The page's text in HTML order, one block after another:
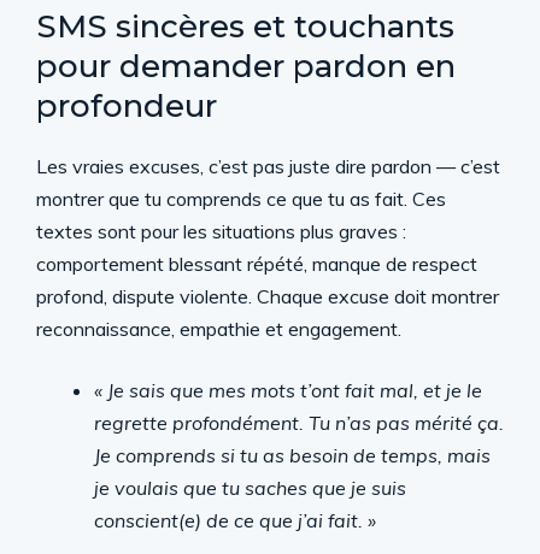
SMS sincères et touchants
pour demander pardon en
profondeur
Les vraies excuses, c’est pas juste dire pardon — c’est
montrer que tu comprends ce que tu as fait. Ces
textes sont pour les situations plus graves :
comportement blessant répété, manque de respect
profond, dispute violente. Chaque excuse doit montrer
reconnaissance, empathie et engagement.
« Je sais que mes mots t’ont fait mal, et je le
regrette profondément. Tu n’as pas mérité ça.
Je comprends si tu as besoin de temps, mais
je voulais que tu saches que je suis
conscient(e) de ce que j’ai fait. »